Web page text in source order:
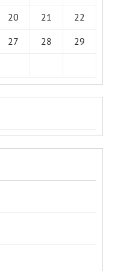
20 21
22
27 28
29